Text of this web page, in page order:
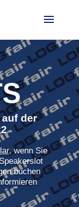
der
, wenn Sie
buchen